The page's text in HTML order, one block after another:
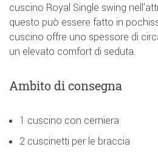
cuscino Royal Single swing
questo può essere fatto in
cuscino offre uno spessore di
un elevato comfort di seduta.
Ambito di consegna
1 cuscino con cerniera
2 cuscinetti per le braccia